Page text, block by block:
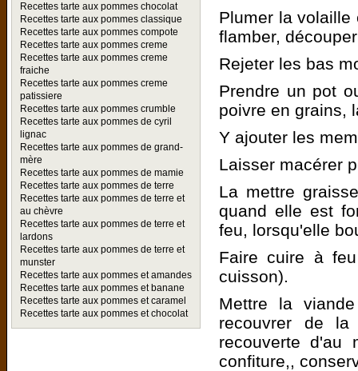
Recettes tarte aux pommes chocolat
Recettes tarte aux pommes classique
Recettes tarte aux pommes compote
Recettes tarte aux pommes creme
Recettes tarte aux pommes creme
fraiche
Recettes tarte aux pommes creme
patissiere
Recettes tarte aux pommes crumble
Recettes tarte aux pommes de cyril
lignac
Recettes tarte aux pommes de grand-
mère
Recettes tarte aux pommes de mamie
Recettes tarte aux pommes de terre
Recettes tarte aux pommes de terre et
au chèvre
Recettes tarte aux pommes de terre et
lardons
Recettes tarte aux pommes de terre et
munster
Recettes tarte aux pommes et amandes
Recettes tarte aux pommes et banane
Recettes tarte aux pommes et caramel
Recettes tarte aux pommes et chocolat
Plumer la volaille
flamber,
Rejeter les bas
Prendre un pot
poivre en grains,
Y ajouter les
Laisser macérer
La mettre
quand elle est
feu, lorsqu'elle
Faire cuire à
cuisson).
Mettre la
recouvrer de
recouverte d'au
confiture,,